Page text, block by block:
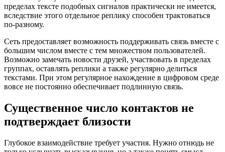
пределах тексте подобных сигналов практически не имеется,
вследствие этого отдельное реплику способен трактоваться
по-разному.
Сеть предоставляет возможность поддерживать связь вместе с
большим числом вместе с тем множеством пользователей.
Возможно замечать новости друзей, участвовать в пределах
группах, оставлять реплики а также регулярно делиться
текстами. При этом регулярное нахождение в цифровом среде
вовсе не постоянно обеспечивает подлинную связь.
Существенное число контактов не
подтверждает близости
Глубокое взаимодействие требует участия. Нужно отнюдь не